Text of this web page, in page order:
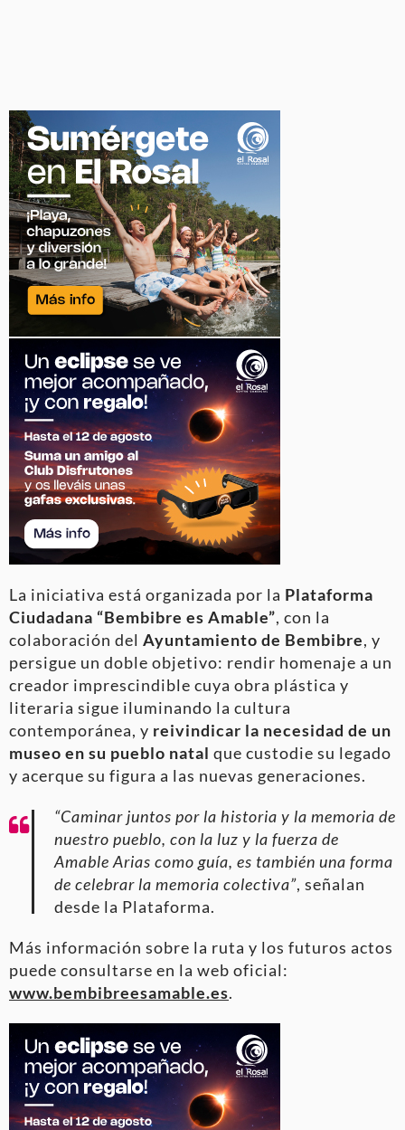
La iniciativa está organizada por la Plataforma
Ciudadana “Bembibre es Amable”, con la
colaboración del Ayuntamiento de Bembibre, y
persigue un doble objetivo: rendir homenaje a un
creador imprescindible cuya obra plástica y
literaria sigue iluminando la cultura
contemporánea, y reivindicar la necesidad de un
museo en su pueblo natal que custodie su legado
y acerque su figura a las nuevas generaciones.
“Caminar juntos por la historia y la memoria de
nuestro pueblo, con la luz y la fuerza de
Amable Arias como guía, es también una forma
de celebrar la memoria colectiva”, señalan
desde la Plataforma.
Más información sobre la ruta y los futuros actos
puede consultarse en la web oficial:
www.bembibreesamable.es.